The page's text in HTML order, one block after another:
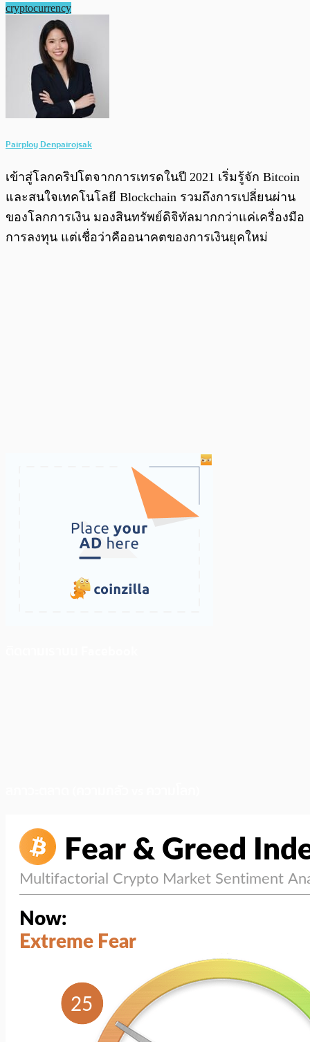
cryptocurrency
Pairploy Denpairojsak
เข้าสู่โลกคริปโตจากการเทรดในปี 2021 เริ่มรู้จัก Bitcoin
และสนใจเทคโนโลยี Blockchain รวมถึงการเปลี่ยนผ่าน
ของโลกการเงิน มองสินทรัพย์ดิจิทัลมากกว่าแค่เครื่องมือ
การลงทุน แต่เชื่อว่าคืออนาคตของการเงินยุคใหม่